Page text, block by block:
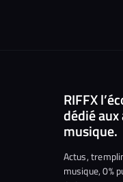
RIFFX
dédié
musique.
Actus,
musique, 0%